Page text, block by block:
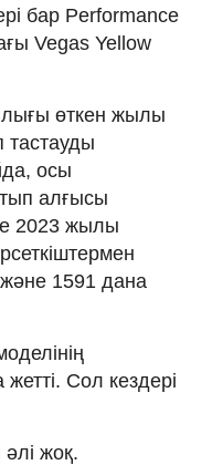
бар Performance
Vegas Yellow
өткен жылы
тастауды
осы
алғысы
2023 жылы
1591 дана
Сол кездері
әлі жоқ.